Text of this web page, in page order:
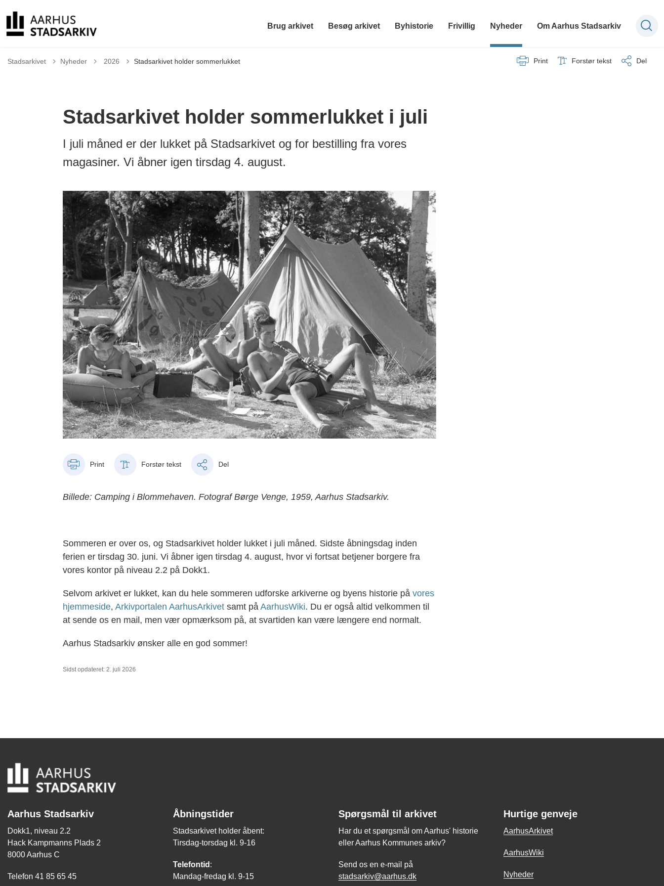
Brug arkivet Besøg arkivet Byhistorie Frivillig Nyheder Om Aarhus Stadsarkiv
Stadsarkivet Nyheder Tilbage til
2026 Stadsarkivet holder sommerlukket Print Forstør tekst Del
Stadsarkivet holder sommerlukket i juli
I juli måned er der lukket på Stadsarkivet og for bestilling fra vores
magasiner. Vi åbner igen tirsdag 4. august.
Print Forstør tekst Del
Billede: Camping i Blommehaven. Fotograf Børge Venge, 1959, Aarhus Stadsarkiv.
Sommeren er over os, og Stadsarkivet holder lukket i juli måned. Sidste åbningsdag inden
ferien er tirsdag 30. juni. Vi åbner igen tirsdag 4. august, hvor vi fortsat betjener borgere fra
vores kontor på niveau 2.2 på Dokk1.
Selvom arkivet er lukket, kan du hele sommeren udforske arkiverne og byens historie på vores
hjemmeside, Arkivportalen AarhusArkivetsamt på AarhusWiki. Du er også altid velkommen til
at sende os en mail, men vær opmærksom på, at svartiden kan være længere end normalt.
Aarhus Stadsarkiv ønsker alle en god sommer!
Sidst opdateret: 2. juli 2026
Aarhus Stadsarkiv
Dokk1, niveau 2.2
Hack Kampmanns Plads 2
8000 Aarhus C
Telefon 41 85 65 45
Åbningstider
Stadsarkivet holder åbent:
Tirsdag-torsdag kl. 9-16
Telefontid :
Mandag-fredag kl. 9-15
Spørgsmål til arkivet
Har du et spørgsmål om Aarhus' historie
eller Aarhus Kommunes arkiv?
Send os en e-mail på
stadsarkiv@aarhus.dk
Hurtige genveje
AarhusArkivet
AarhusWiki
Nyheder